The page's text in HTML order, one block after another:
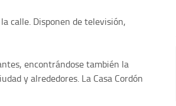
calle. Disponen de televisión,
encontrándose también la
y alrededores. La Casa Cordón